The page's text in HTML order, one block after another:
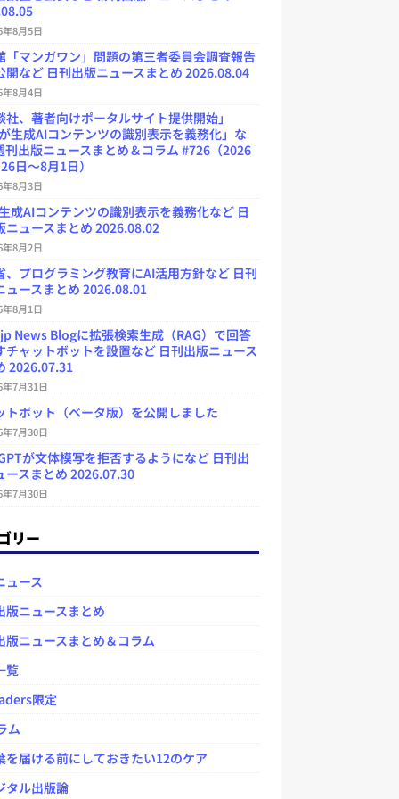
8月5日
「マンガワン」問題の第三者委員会調査報告
開など 日刊出版ニュースまとめ 2026.08.04
8月4日
社、著者向けポータルサイト提供開始」
生成AIコンテンツの識別表示を義務化」な
刊出版ニュースまとめ＆コラム #726（2026
日～8月1日）
8月3日
成AIコンテンツの識別表示を義務化など 日
ニュースまとめ 2026.08.02
8月2日
、プログラミング教育にAI活用方針など 日刊
ュースまとめ 2026.08.01
8月1日
News Blogに拡張検索生成（RAG）で回答
チャットボットを設置など 日刊出版ニュース
2026.07.31
7月31日
トボット（ベータ版）を公開しました
7月30日
が文体模写を拒否するようになど 日刊出
ースまとめ 2026.07.30
7月30日
リー
ュース
版ニュースまとめ
版ニュースまとめ＆コラム
覧
限定
ム
届ける前にしておきたい12のケア
ル出版論